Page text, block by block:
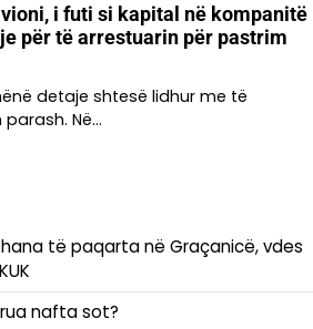
i futi si kapital në kompanitë
për të arrestuarin për pastrim
detaje shtesë lidhur me të
Në…
të paqarta në Graçanicë, vdes
nafta sot?